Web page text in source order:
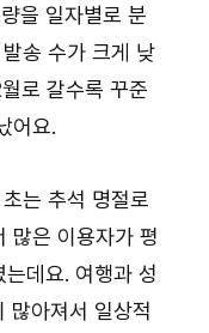
을 일자별로 분
송 수가 크게 낮
로 갈수록 꾸준
어요.
는 추석 명절로
많은 이용자가 평
데요. 여행과 성
많아져서 일상적